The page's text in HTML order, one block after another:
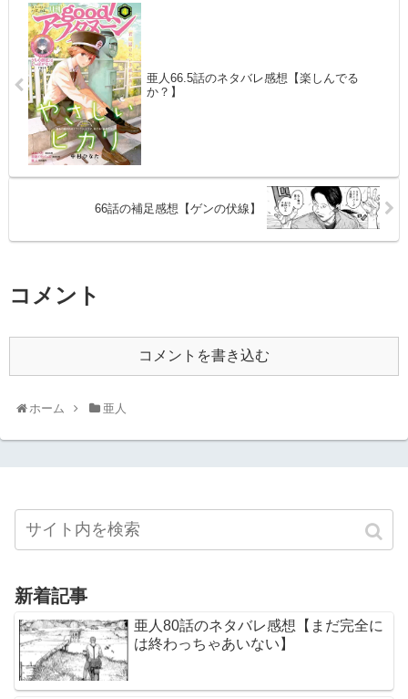
亜人66.5話のネタバレ感想【楽しんでる
か？】
66話の補足感想【ゲンの伏線】
コメント
コメントを書き込む
ホーム 亜人
新着記事
亜人80話のネタバレ感想【まだ完全に
は終わっちゃあいない】